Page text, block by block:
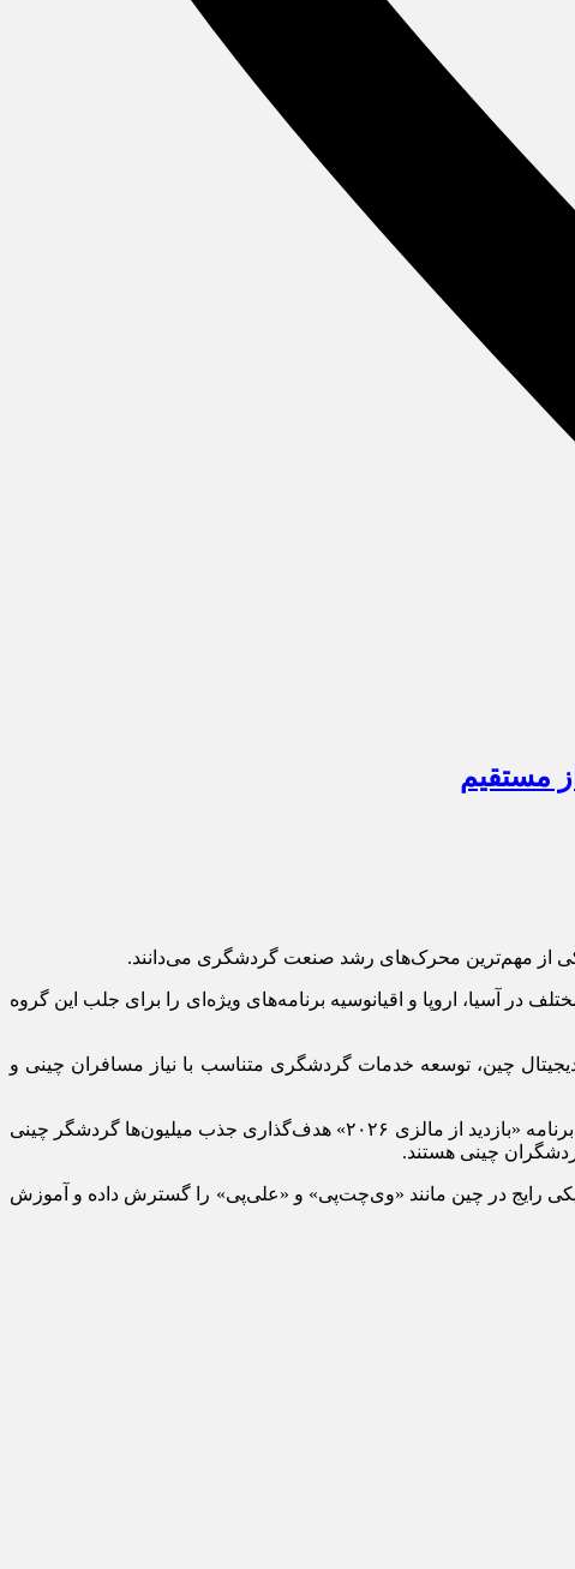
مستقیم
در آسیا، اروپا و اقیانوسیه برنامه‌های ویژه‌ای را برای جلب این گروه
دیجیتال چین، توسعه خدمات گردشگری متناسب با نیاز مسافران چینی و
در همین حال، مقاصد گردشگری آسیایی نیز برای عقب نماندن از این رقابت، سیاست‌های تازه‌ای را به اجرا گذاشته‌اند. مالزی در قالب برنامه «بازدید از مالزی ۲۰۲۶» هدف‌گذاری جذب میلیون‌ها گردشگر چینی
چینی هستند.
رایج در چین مانند «وی‌چت‌پی» و «علی‌پی» را گسترش داده و آموزش